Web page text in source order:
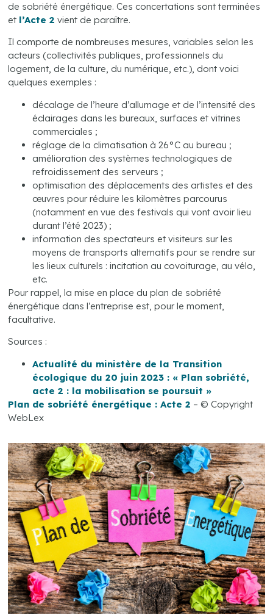
de sobriété énergétique. Ces concertations sont terminées
et l’Acte 2 vient de paraître.
Il comporte de nombreuses mesures, variables selon les
acteurs (collectivités publiques, professionnels du
logement, de la culture, du numérique, etc.), dont voici
quelques exemples :
décalage de l’heure d’allumage et de l’intensité des
éclairages dans les bureaux, surfaces et vitrines
commerciales ;
réglage de la climatisation à 26°C au bureau ;
amélioration des systèmes technologiques de
refroidissement des serveurs ;
optimisation des déplacements des artistes et des
œuvres pour réduire les kilomètres parcourus
(notamment en vue des festivals qui vont avoir lieu
durant l’été 2023) ;
information des spectateurs et visiteurs sur les
moyens de transports alternatifs pour se rendre sur
les lieux culturels : incitation au covoiturage, au vélo,
etc.
Pour rappel, la mise en place du plan de sobriété
énergétique dans l’entreprise est, pour le moment,
facultative.
Sources :
Actualité du ministère de la Transition
écologique du 20 juin 2023 : « Plan sobriété,
acte 2 : la mobilisation se poursuit »
Plan de sobriété énergétique : Acte 2 – © Copyright
WebLex